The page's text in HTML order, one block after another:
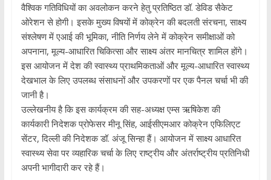
वैश्विक गतिविधियों का अवलोकन करने हेतु प्रतिष्ठित डॉ. डेविड सैकेट
ओरेशन से होगी। इसके मुख्य विषयों में कोक्रेन की बदलती संरचना, साक्ष्य
संश्लेषण में एआई की भूमिका, नीति निर्णय लेने में कोक्रेन समीक्षाओं को
अपनाना, मूल्य-आधारित चिकित्सा और साक्ष्य अंतर मानचित्र शामिल होंगे।
इस आयोजन में देश की स्वास्थ्य प्राथमिकताओं और मूल्य-आधारित स्वास्थ्य
देखभाल के लिए उपलब्ध संसाधनों और उपकरणों पर एक पैनल चर्चा भी की
जानी है।
उल्लेखनीय है कि इस कार्यक्रम की सह-अध्यक्ष एम्स ऋषिकेश की
कार्यकारी निदेशक प्रोफेसर मीनू सिंह, आईसीएमआर कोक्रेन एफिलिएट
सेंटर, दिल्ली की निदेशक डॉ. अंजू सिन्हा हैं। आयोजन में साक्ष्य आधारित
स्वास्थ्य सेवा पर व्यहारिक चर्चा के लिए राष्ट्रीय और अंतर्राष्ट्रीय प्रतिनिधी
अपनी भागीदारी कर रहे हैं।